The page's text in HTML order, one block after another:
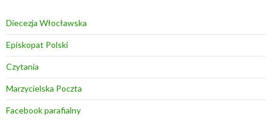
Diecezja Włocławska
Episkopat Polski
Czytania
Marzycielska Poczta
Facebook parafialny